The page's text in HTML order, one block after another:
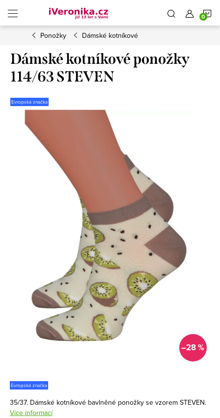
obsah
Ponožky Dámské kotníkové
Dámské kotníkové ponožky
114/63 STEVEN
Evropská značka
–28 %
Evropská značka
35/37. Dámské kotníkové bavlněné ponožky se vzorem STEVEN.
Více informací